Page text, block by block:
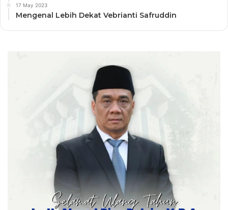
17 May 2023
Mengenal Lebih Dekat Vebrianti Safruddin